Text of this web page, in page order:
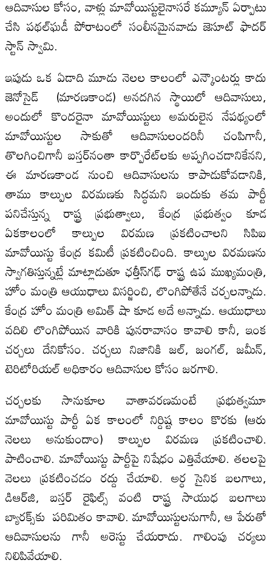
ఆదివాసుల కోసం, వాళ్లు మావోయిస్టులైనాసరే కమ్యూన్ ఏర్పాటు
చేసి పథల్‌ఘడీ పోరాటంలో సంలీనమైనవాడు జెసూట్ ఫాదర్
స్టాన్ స్వామి.
ఇపుడు ఒక ఏడాది మూడు నెలల కాలంలో ఎన్కౌంటర్లు కాదు
జెనోసైడ్ (మారణకాండ) అనదగిన స్థాయిలో ఆదివాసులు,
అందులో కొందరైనా మావోయిస్టులు అమరులైన నేపథ్యంలో
మావోయిస్టుల సాకుతో ఆదివాసులందరినీ చంపిగానీ,
తొలగించిగానీ బస్తర్‌నంతా కార్పొరేట్‌లకు అప్పగించడానికేనని,
ఈ మారణకాండ నుంచి ఆదివాసులను కాపాడుకోవడానికి,
తాము కాల్పుల విరమణకు సిద్ధమని ఇందుకు తమ పార్టీ
పనిచేస్తున్న రాష్ట్ర ప్రభుత్వాలు, కేంద్ర ప్రభుత్వం కూడ
ఏకకాలంలో కాల్పుల విరమణ ప్రకటించాలని సిపిఐ
మావోయిస్టు కేంద్ర కమిటీ ప్రకటించింది. కాల్పుల విరమణను
స్వాగతిస్తున్నట్లే మాట్లాడుతూ ఛత్తీస్‌గఢ్ రాష్ట్ర ఉప ముఖ్యమంత్రి,
హోం మంత్రి ఆయుధాలు విసర్జించి, లొంగిపోతేనే చర్చలన్నాడు.
కేంద్ర హోం మంత్రి అమిత్ షా కూడ అదే అన్నాడు. ఆయుధాలు
వదిలి లొంగిపోయిన వారికి పునరావాసం కావాలి కానీ, ఇంక
చర్చలు దేనికోసం. చర్చలు నిజానికి జల్, జంగల్, జమీన్,
టెరిటోరియల్ అధికారం ఆదివాసుల కోసం జరగాలి.
చర్చలకు సానుకూల వాతావరణమంటే ప్రభుత్వమూ
మావోయిస్టు పార్టీ ఏక కాలంలో నిర్దిష్ట కాలం కొరకు (ఆరు
నెలలు అనుకుందాం) కాల్పుల విరమణ ప్రకటించాలి.
పాటించాలి. మావోయిస్టు పార్టీపై నిషేధం ఎత్తివేయాలి. తలలపై
వెలలు ప్రకటించడం రద్దు చేయాలి. అర్ధ సైనిక బలగాలు,
డిఆర్‌జి, బస్తర్ రైఫిల్స్ వంటి రాష్ట్ర సాయుధ బలగాలు
బ్యారక్స్‌కు పరిమితం కావాలి. మావోయిస్టులనుగానీ, ఆ పేరుతో
ఆదివాసులను గానీ అరెస్టు చేయరాదు. గాలింపు చర్యలు
నిలిపివేయాలి.